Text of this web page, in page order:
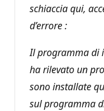
schiaccia qui,
d’errore :
Il programma di
ha rilevato un
sono installate
sul programma